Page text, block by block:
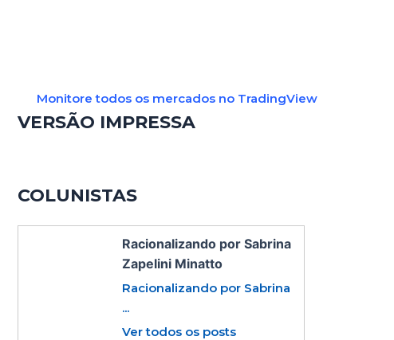
Monitore todos os mercados no TradingView
VERSÃO IMPRESSA
COLUNISTAS
Racionalizando por Sabrina
Zapelini Minatto
Racionalizando por Sabrina
...
Ver todos os posts